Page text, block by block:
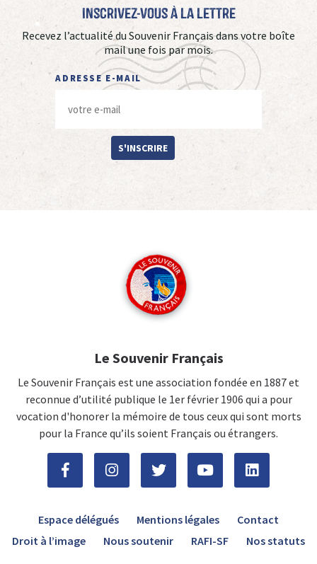
Inscrivez-vous à La Lettre
Recevez l’actualité du Souvenir Français dans votre boîte
mail une fois par mois.
ADRESSE E-MAIL
S'INSCRIRE
Le Souvenir Français
Le Souvenir Français est une association fondée en 1887 et
reconnue d’utilité publique le 1er février 1906 qui a pour
vocation d'honorer la mémoire de tous ceux qui sont morts
pour la France qu’ils soient Français ou étrangers.
Espace délégués Mentions légales
Contact
Droit à l’image
Nous soutenir RAFI-SF Nos statuts